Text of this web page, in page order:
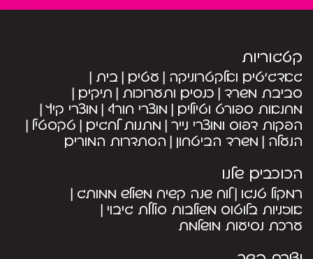
קטגוריות
גאדג’טים ואלקטרוניקה עטים בית
סביבת משרד כנסים ותערוכות תיקים
מחנאות ספורט וטיולים מוצרי חורף מוצרי קיץ
הפקות דפוס ומוצרי נייר מתנות לחגים טקסטיל
הנעלה משרד הביטחון הסתדרות המורים
הכוכבים שלנו
רמקול טנגו לוח שנה קשיח משולש ממותג
אוזניות בלוטוס משולבות סוללת גיבוי
ערכת נסיעות מושלמת